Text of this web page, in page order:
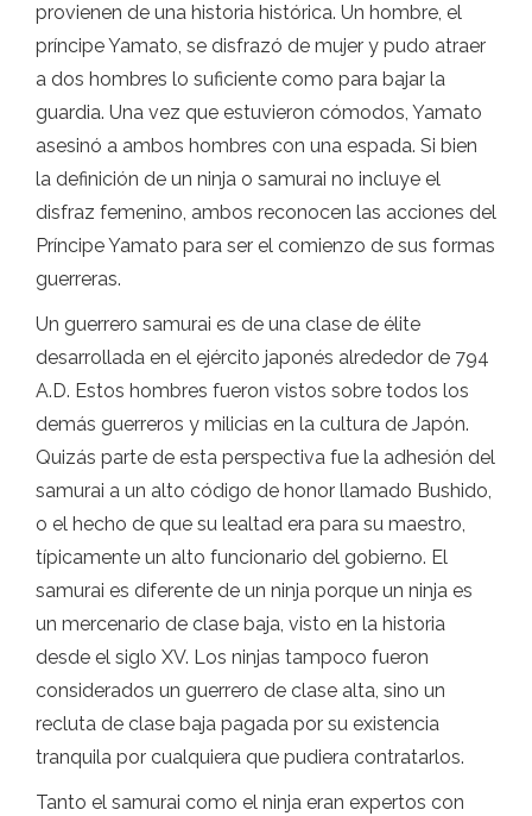
provienen de una historia histórica. Un hombre, el
príncipe Yamato, se disfrazó de mujer y pudo atraer
a dos hombres lo suficiente como para bajar la
guardia. Una vez que estuvieron cómodos, Yamato
asesinó a ambos hombres con una espada. Si bien
la definición de un ninja o samurai no incluye el
disfraz femenino, ambos reconocen las acciones del
Príncipe Yamato para ser el comienzo de sus formas
guerreras.
Un guerrero samurai es de una clase de élite
desarrollada en el ejército japonés alrededor de 794
A.D. Estos hombres fueron vistos sobre todos los
demás guerreros y milicias en la cultura de Japón.
Quizás parte de esta perspectiva fue la adhesión del
samurai a un alto código de honor llamado Bushido,
o el hecho de que su lealtad era para su maestro,
típicamente un alto funcionario del gobierno. El
samurai es diferente de un ninja porque un ninja es
un mercenario de clase baja, visto en la historia
desde el siglo XV. Los ninjas tampoco fueron
considerados un guerrero de clase alta, sino un
recluta de clase baja pagada por su existencia
tranquila por cualquiera que pudiera contratarlos.
Tanto el samurai como el ninja eran expertos con